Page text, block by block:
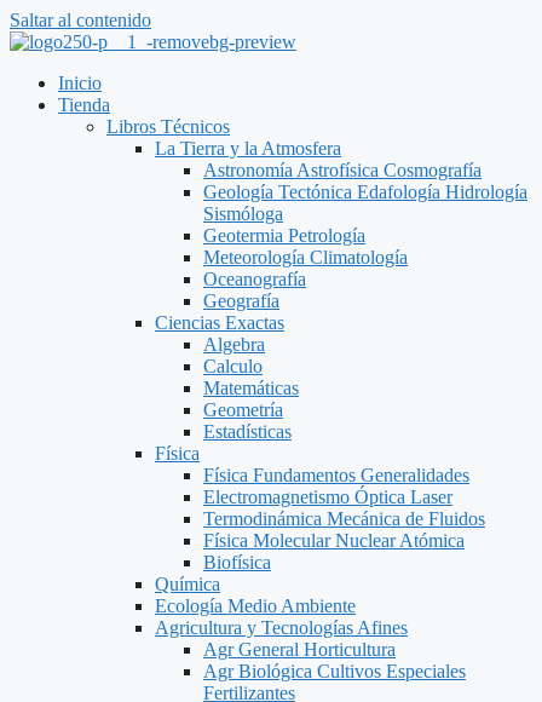
Saltar al contenido
Inicio
Tienda
Libros Técnicos
La Tierra y la Atmosfera
Astronomía Astrofísica Cosmografía
Geología Tectónica Edafología Hidrología
Sismóloga
Geotermia Petrología
Meteorología Climatología
Oceanografía
Geografía
Ciencias Exactas
Algebra
Calculo
Matemáticas
Geometría
Estadísticas
Física
Física Fundamentos Generalidades
Electromagnetismo Óptica Laser
Termodinámica Mecánica de Fluidos
Física Molecular Nuclear Atómica
Biofísica
Química
Ecología Medio Ambiente
Agricultura y Tecnologías Afines
Agr General Horticultura
Agr Biológica Cultivos Especiales
Fertilizantes